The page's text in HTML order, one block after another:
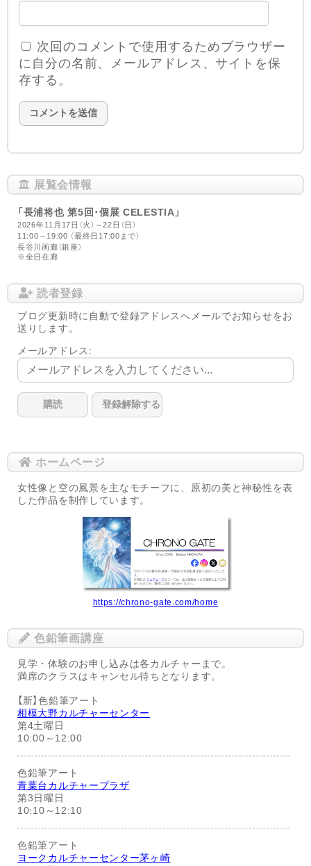
次回のコメントで使用するためブラウザー
に自分の名前、メールアドレス、サイトを保
存する。
展覧会情報
「長浦将也 第5回･個展 CELESTIA」
2026年11月17日（火）～22日（日）
11:00～19:00 （最終日17:00まで）
長谷川画廊（銀座）
※全日在廊
読者登録
ブログ更新時に自動で登録アドレスへメールでお知らせをお
送りします。
メールアドレス:
ホームページ
女性像と空の風景を主なモチーフに、原初の美と神秘性を表
した作品を制作しています。
https://chrono-gate.com/home
色鉛筆画講座
見学・体験のお申し込みは各カルチャーまで。
満席のクラスはキャンセル待ちとなります。
【新】色鉛筆アート
相模大野カルチャーセンター
第4土曜日
10:00～12:00
色鉛筆アート
青葉台カルチャープラザ
第3日曜日
10:10～12:10
色鉛筆アート
ヨークカルチャーセンター茅ヶ崎